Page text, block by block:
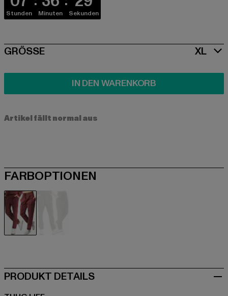
Stunden Minuten Sekunden
SIZE
GRÖSSE XL
IN DEN WARENKORB
Artikel fällt normal aus
FARBOPTIONEN
PRODUKT DETAILS